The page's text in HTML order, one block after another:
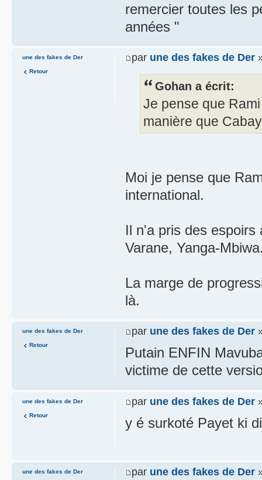
remercier toutes les
années "
par une des fakes de Der
Gohan a écrit:
Je pense que
manière que
Moi je pense que
international.
Il n'a pris des
Varane, Yanga-
La marge de
là.
une des fakes de Der
Retour
par une des fakes de Der
Putain ENFIN
victime de cette
une des fakes de Der
Retour
par une des fakes de Der
y é surkoté Payet ki
une des fakes de Der
Retour
par une des fakes de Der
une des fakes de Der